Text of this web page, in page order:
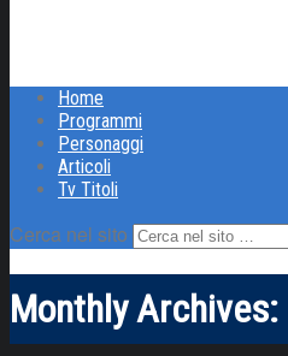
Home
Programmi
Personaggi
Articoli
Tv Titoli
Cerca nel sito
Monthly Archives: